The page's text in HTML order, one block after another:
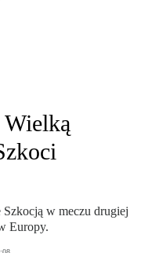
Szkocją w meczu drugiej
Europy.